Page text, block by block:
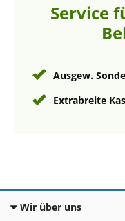
Service
Ausgew.
Extrabreite
Wir über uns